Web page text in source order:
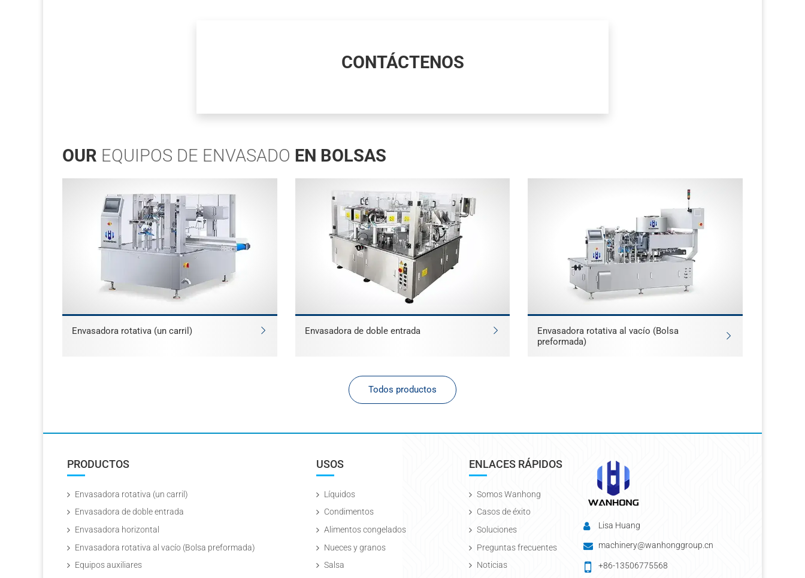
CONTÁCTENOS
OUR EQUIPOS DE ENVASADO EN BOLSAS
Envasadora rotativa (un carril) Envasadora de doble entrada
Envasadora rotativa al vacío (Bolsa
preformada)
Todos productos
PRODUCTOS
Envasadora rotativa (un carril)
Envasadora de doble entrada
Envasadora horizontal
Envasadora rotativa al vacío (Bolsa preformada)
Equipos auxiliares
USOS
Líquidos
Condimentos
Alimentos congelados
Nueces y granos
Salsa
ENLACES RÁPIDOS
Somos Wanhong
Casos de éxito
Soluciones
Preguntas frecuentes
Noticias
Lisa Huang
machinery@wanhonggroup.cn
+86-13506775568